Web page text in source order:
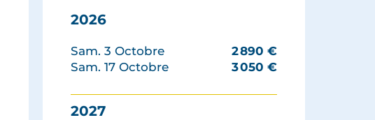
2026
Sam. 3 Octobre 2 890 €
Sam. 17 Octobre
3 050 €
2027